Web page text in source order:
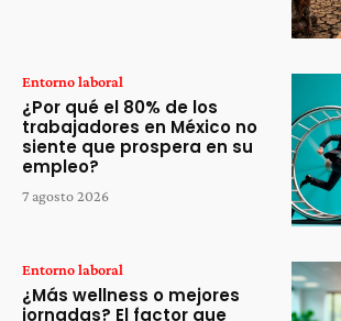
Entorno laboral
¿Por qué el 80% de los
trabajadores en México no
siente que prospera en su
empleo?
7 agosto 2026
Entorno laboral
¿Más wellness o mejores
jornadas? El factor que